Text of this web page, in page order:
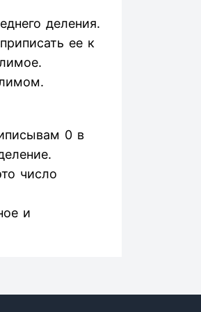
деления.
ее к
0 в
число
и